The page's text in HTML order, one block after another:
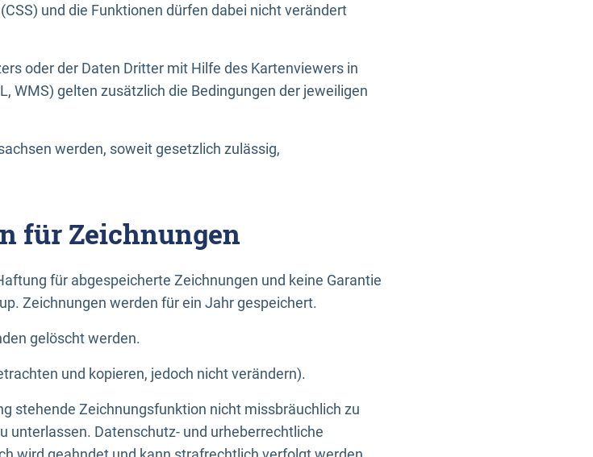
und die Funktionen dürfen dabei nicht verändert
oder der Daten Dritter mit Hilfe des Kartenviewers in
WMS) gelten zusätzlich die Bedingungen der jeweiligen
werden, soweit gesetzlich zulässig,
für Zeichnungen
für abgespeicherte Zeichnungen und keine Garantie
Zeichnungen werden für ein Jahr gespeichert.
gelöscht werden.
und kopieren, jedoch nicht verändern).
stehende Zeichnungsfunktion nicht missbräuchlich zu
unterlassen. Datenschutz- und urheberrechtliche